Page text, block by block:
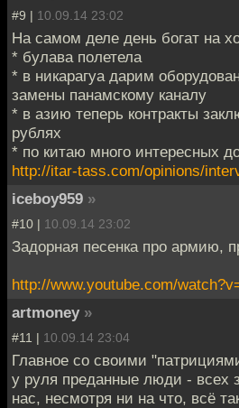
#9 | 10.09.14 23:02
На самом деле день богат на
* булава полетела
* в никарагуа дарим
замены панамскому каналу
* в азию теперь контракты
рублях
* по китаю много интересных
http://itar-tass.com/opinions/
iceboy959 »
#10 | 10.09.14 23:02
Задорная песенка про армию,
http://www.youtube.com/
artmoney »
#11 | 10.09.14 23:04
Главное со своими
у руля преданные люди - всех
нас, несмотря ни на что, всё